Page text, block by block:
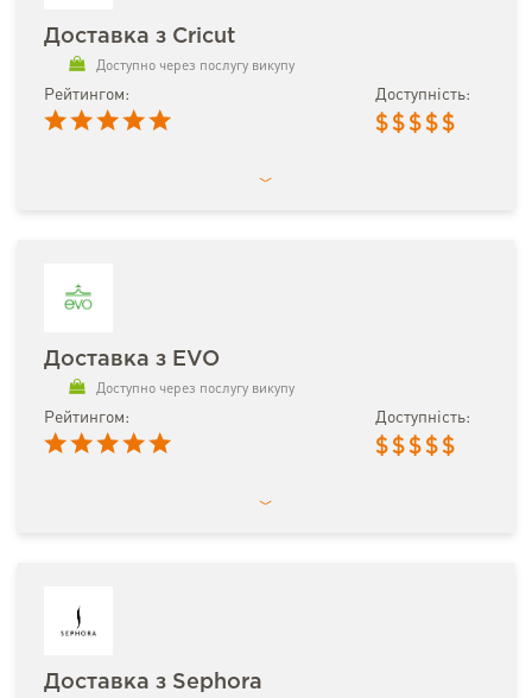
Доставка з Cricut
Доступно через послугу викупу
Рейтингом: Доступність:
$ $ $ $ $
Доставка з EVO
Доступно через послугу викупу
Рейтингом: Доступність:
$ $ $ $ $
Доставка з Sephora